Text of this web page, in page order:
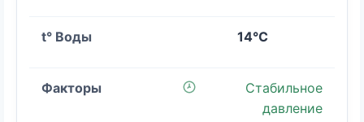
14°C
Стабильное
давление